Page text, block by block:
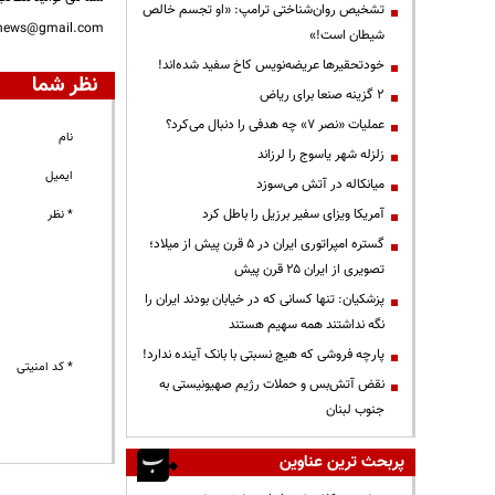
نظر شما
نام
ایمیل
* نظر
* کد امنیتی
تشخیص روان‌شناختی ترامپ: «او تجسم خالص
شیطان است!»
خودتحقیرها عریضه‌نویس کاخ سفید شده‌اند!
۲ گزینه صنعا برای ریاض
عملیات «نصر ۷» چه هدفی را دنبال می‌کرد؟
زلزله شهر یاسوج را لرزاند
میانکاله در آتش می‌سوزد
آمریکا ویزای سفیر برزیل را باطل کرد
گستره امپراتوری ایران در ۵ قرن پیش از میلاد؛
تصویری از ایران ۲۵ قرن پیش
پزشکیان: تنها کسانی که در خیابان بودند ایران را
نگه نداشتند همه سهیم هستند
پارچه فروشی که هیچ نسبتی با بانک آینده ندارد!
نقض آتش‌بس و حملات رژیم صهیونیستی به
جنوب لبنان
پربحث ترین عناوین